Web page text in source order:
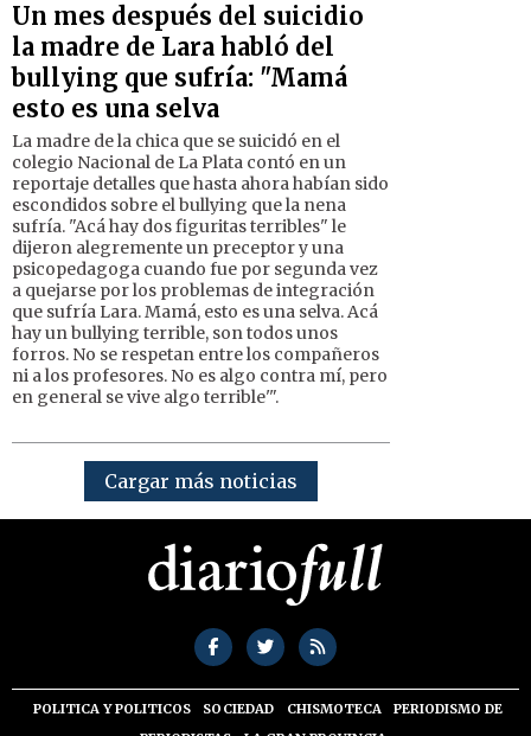
Un mes después del suicidio
la madre de Lara habló del
bullying que sufría: "Mamá
esto es una selva
La madre de la chica que se suicidó en el
colegio Nacional de La Plata contó en un
reportaje detalles que hasta ahora habían sido
escondidos sobre el bullying que la nena
sufría. "Acá hay dos figuritas terribles" le
dijeron alegremente un preceptor y una
psicopedagoga cuando fue por segunda vez
a quejarse por los problemas de integración
que sufría Lara. Mamá, esto es una selva. Acá
hay un bullying terrible, son todos unos
forros. No se respetan entre los compañeros
ni a los profesores. No es algo contra mí, pero
en general se vive algo terrible'".
Cargar más noticias
POLITICA Y POLITICOS SOCIEDAD CHISMOTECA
PERIODISMO DE